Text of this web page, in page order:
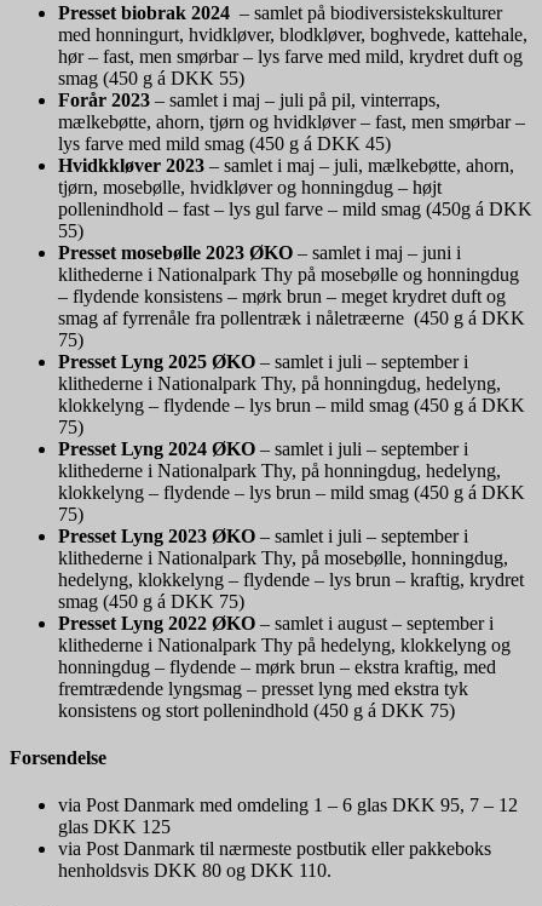
Presset biobrak 2024 – samlet på biodiversistekskulturer
med honningurt, hvidkløver, blodkløver, boghvede, kattehale,
hør – fast, men smørbar – lys farve med mild, krydret duft og
smag (450 g á DKK 55)
Forår 2023 – samlet i maj – juli på pil, vinterraps,
mælkebøtte, ahorn, tjørn og hvidkløver – fast, men smørbar –
lys farve med mild smag (450 g á DKK 45)
Hvidkkløver 2023 – samlet i maj – juli, mælkebøtte, ahorn,
tjørn, mosebølle, hvidkløver og honningdug – højt
pollenindhold – fast – lys gul farve – mild smag (450g á DKK
55)
Presset mosebølle 2023 ØKO – samlet i maj – juni i
klithederne i Nationalpark Thy på mosebølle og honningdug
– flydende konsistens – mørk brun – meget krydret duft og
smag af fyrrenåle fra pollentræk i nåletræerne (450 g á DKK
75)
Presset Lyng 2025 ØKO – samlet i juli – september i
klithederne i Nationalpark Thy, på honningdug, hedelyng,
klokkelyng – flydende – lys brun – mild smag (450 g á DKK
75)
Presset Lyng 2024 ØKO – samlet i juli – september i
klithederne i Nationalpark Thy, på honningdug, hedelyng,
klokkelyng – flydende – lys brun – mild smag (450 g á DKK
75)
Presset Lyng 2023 ØKO – samlet i juli – september i
klithederne i Nationalpark Thy, på mosebølle, honningdug,
hedelyng, klokkelyng – flydende – lys brun – kraftig, krydret
smag (450 g á DKK 75)
Presset Lyng 2022 ØKO – samlet i august – september i
klithederne i Nationalpark Thy på hedelyng, klokkelyng og
honningdug – flydende – mørk brun – ekstra kraftig, med
fremtrædende lyngsmag – presset lyng med ekstra tyk
konsistens og stort pollenindhold (450 g á DKK 75)
Forsendelse
via Post Danmark med omdeling 1 – 6 glas DKK 95, 7 – 12
glas DKK 125
via Post Danmark til nærmeste postbutik eller pakkeboks
henholdsvis DKK 80 og DKK 110.